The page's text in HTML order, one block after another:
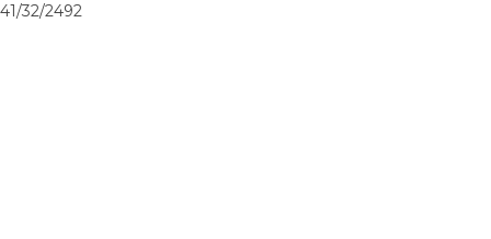
41/32/2492